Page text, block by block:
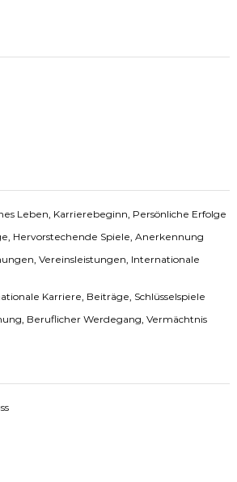
Leben, Karrierebeginn, Persönliche Erfolge
Hervorstechende Spiele, Anerkennung
Vereinsleistungen, Internationale
Karriere, Beiträge, Schlüsselspiele
Beruflicher Werdegang, Vermächtnis